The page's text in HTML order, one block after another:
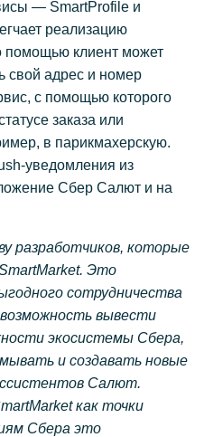
— SmartProfile и
реализацию
помощью клиент может
свой адрес и номер
с помощью которого
заказа или
в парикмахерскую.
уведомления из
Сбер Салют и на
разработчиков, которые
Это
сотрудничества
вывести
экосистемы Сбера,
и создавать новые
Салют.
как точки
Сбера это